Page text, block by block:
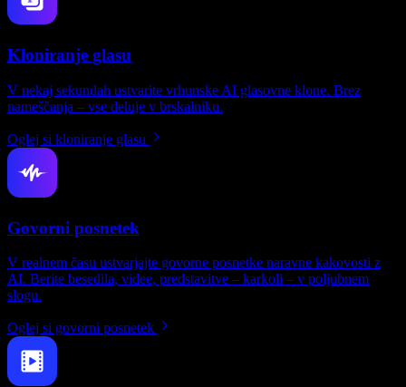
Kloniranje glasu
V nekaj sekundah ustvarite vrhunske AI glasovne klone. Brez
nameščanja – vse deluje v brskalniku.
Oglej si kloniranje glasu
Govorni posnetek
V realnem času ustvarjajte govorne posnetke naravne kakovosti z
AI. Berite besedila, videe, predstavitve – karkoli – v poljubnem
slogu.
Oglej si govorni posnetek